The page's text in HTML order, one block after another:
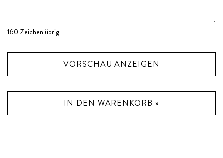
160 Zeichen übrig
VORSCHAU ANZEIGEN
IN DEN WARENKORB »